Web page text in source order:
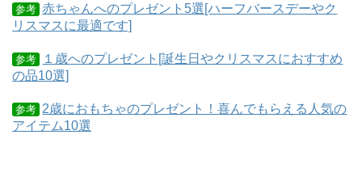
参考 赤ちゃんへのプレゼント5選[ハーフバースデーやク
リスマスに最適です]
参考
１歳へのプレゼント[誕生日やクリスマスにおすすめ
の品10選]
参考 2歳におもちゃのプレゼント！喜んでもらえる人気の
アイテム10選